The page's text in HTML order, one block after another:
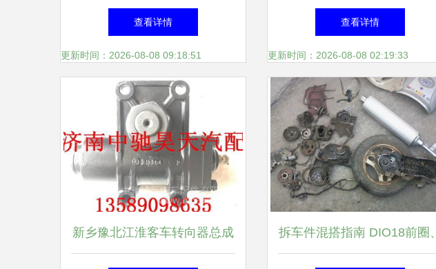
查看详情
更新时间：2026-08-08 09:18:51
材应用指南
查看详情
更新时间：2026-08-08 02:19:33
新乡豫北江淮客车转向器总成 拆车件混搭指南 DIO18前圈、